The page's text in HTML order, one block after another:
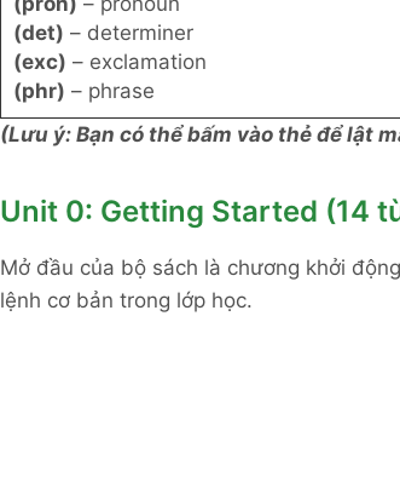
(det) – determiner
(exc) – exclamation
(phr) – phrase
(Lưu ý: Bạn có thể bấm vào thẻ để lật
Unit 0: Getting Started (14
Mở đầu của bộ sách là chương khởi
lệnh cơ bản trong lớp học.